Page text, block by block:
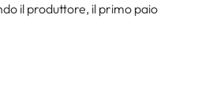
il produttore, il primo paio